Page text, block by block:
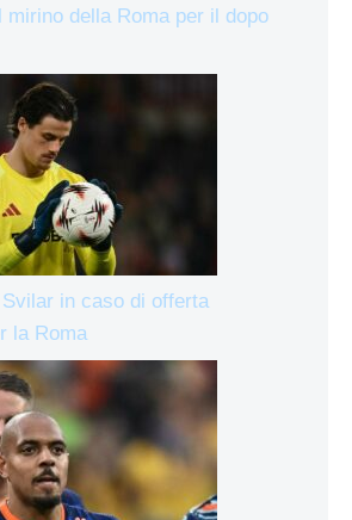
mirino della Roma per il dopo
in caso di offerta
la Roma